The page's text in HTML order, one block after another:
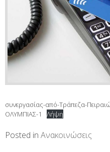
συνεργασίας-από-Τράπεζα-
ΟΛΥΜΠΙΑΣ-1
Λήψη
Posted in Ανακοινώσεις